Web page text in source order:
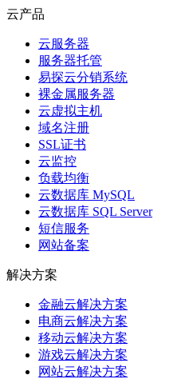
云产品
云服务器
服务器托管
易探云分销系统
裸金属服务器
云虚拟主机
域名注册
SSL证书
云监控
负载均衡
云数据库 MySQL
云数据库 SQL Server
短信服务
网站备案
解决方案
金融云解决方案
电商云解决方案
移动云解决方案
游戏云解决方案
网站云解决方案